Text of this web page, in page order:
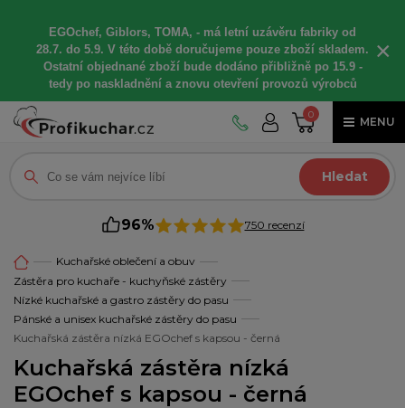
EGOchef, Giblors, TOMA, - má letní uzávěru fabriky od
28.7. do 5.9. V této době doručujeme pouze zboží skladem.
Ostatní objednané zboží bude dodáno přibližně po 15.9 -
tedy po naskladnění a znovu otevření provozů výrobců
×
0
MENU
Hledat
96% 750 recenzí
Kuchařské oblečení a obuv
Zástěra pro kuchaře - kuchyňské zástěry
Nízké kuchařské a gastro zástěry do pasu
Pánské a unisex kuchařské zástěry do pasu
Kuchařská zástěra nízká EGOchef s kapsou - černá
Kuchařská zástěra nízká
EGOchef s kapsou - černá